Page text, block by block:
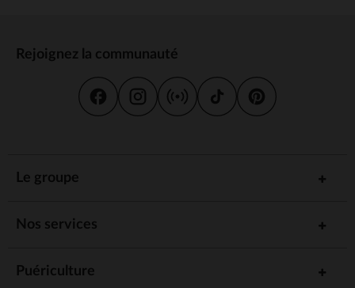
Rejoignez la communauté
Le groupe
Nos services
Puériculture